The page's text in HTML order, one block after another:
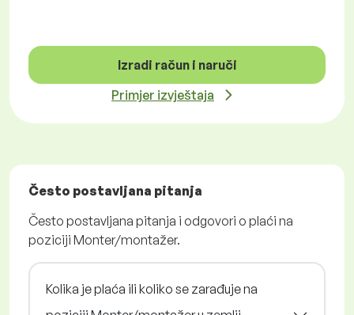
Izradi račun i naruči
Primjer izvještaja
Često postavljana pitanja
Često postavljana pitanja i odgovori o plaći na
poziciji Monter/montažer.
Kolika je plaća ili koliko se zarađuje na